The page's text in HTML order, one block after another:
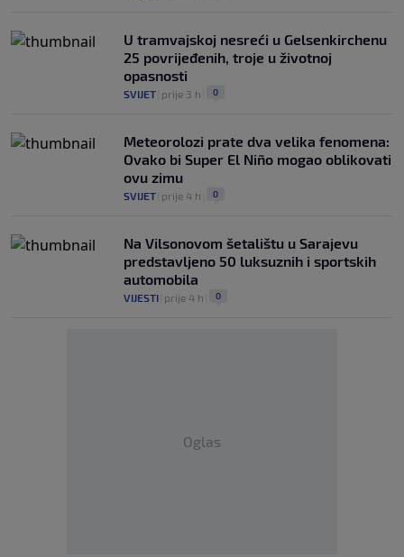
U tramvajskoj nesreći u Gelsenkirchenu
25 povrijeđenih, troje u životnoj
opasnosti
SVIJET prije 3 h 0
Meteorolozi prate dva velika fenomena:
Ovako bi Super El Niño mogao oblikovati
ovu zimu
SVIJET prije 4 h 0
Na Vilsonovom šetalištu u Sarajevu
predstavljeno 50 luksuznih i sportskih
automobila
VIJESTI prije 4 h 0
Oglas